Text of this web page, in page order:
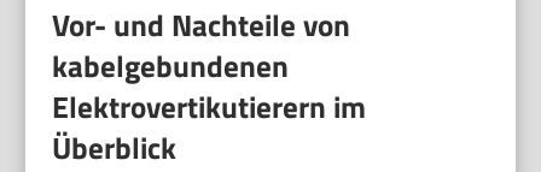
Vor- und Nachteile von
kabelgebundenen
Elektrovertikutierern im
Überblick